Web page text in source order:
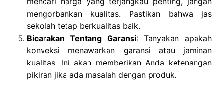
mengorbankan kualitas. Pastikan bahwa jas
sekolah tetap berkualitas baik.
Bicarakan Tentang Garansi: Tanyakan apakah
konveksi menawarkan garansi atau jaminan
kualitas. Ini akan memberikan Anda ketenangan
pikiran jika ada masalah dengan produk.